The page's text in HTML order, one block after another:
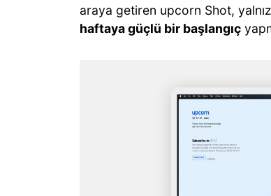
araya getiren upcorn Shot,
haftaya güçlü bir başlangıç